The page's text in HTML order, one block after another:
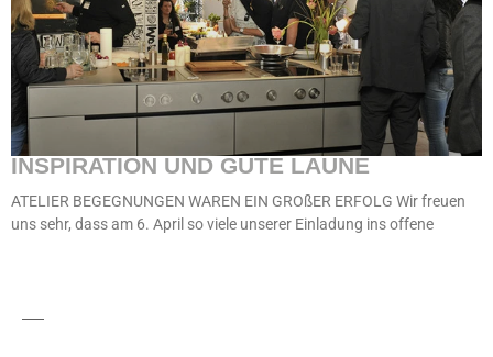
INSPIRATION UND GUTE LAUNE
ATELIER BEGEGNUNGEN WAREN EIN GROßER ERFOLG Wir freuen
uns sehr, dass am 6. April so viele unserer Einladung ins offene